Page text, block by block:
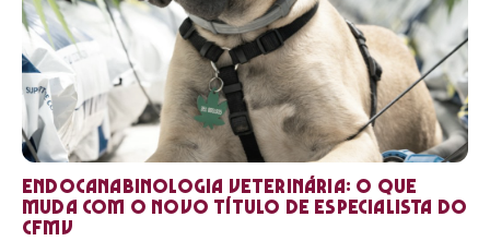
Endocanabinologia Veterinária: o que
muda com o novo título de especialista do
CFMV